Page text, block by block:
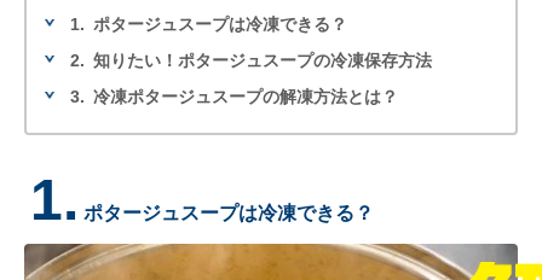
1. ポタージュスープは冷凍できる？
2. 知りたい！ポタージュスープの冷凍保存方法
3. 冷凍ポタージュスープの解凍方法とは？
1. ポタージュスープは冷凍できる？